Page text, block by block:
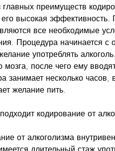
преимуществ
высокая эффективность.
все необходимые
Процедура начинается с
употреблять
мозга, после чего ему
занимает несколько
желание пить.
кодирование от
от алкоголизма